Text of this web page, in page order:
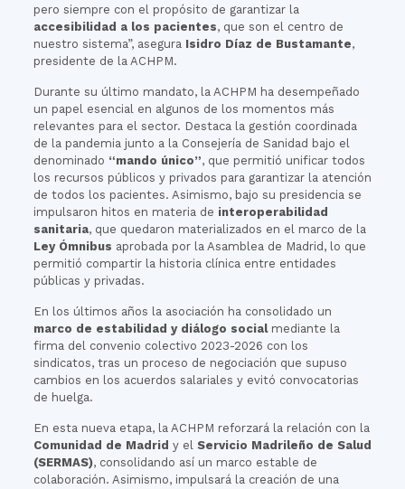
pero siempre con el propósito de garantizar la
accesibilidad a los pacientes, que son el centro de
nuestro sistema”, asegura Isidro Díaz de Bustamante,
presidente de la ACHPM.
Durante su último mandato, la ACHPM ha desempeñado
un papel esencial en algunos de los momentos más
relevantes para el sector. Destaca la gestión coordinada
de la pandemia junto a la Consejería de Sanidad bajo el
denominado “mando único”, que permitió unificar todos
los recursos públicos y privados para garantizar la atención
de todos los pacientes. Asimismo, bajo su presidencia se
impulsaron hitos en materia de interoperabilidad
sanitaria, que quedaron materializados en el marco de la
Ley Ómnibus aprobada por la Asamblea de Madrid, lo que
permitió compartir la historia clínica entre entidades
públicas y privadas.
En los últimos años la asociación ha consolidado un
marco de estabilidad y diálogo socialmediante la
firma del convenio colectivo 2023-2026 con los
sindicatos, tras un proceso de negociación que supuso
cambios en los acuerdos salariales y evitó convocatorias
de huelga.
En esta nueva etapa, la ACHPM reforzará la relación con la
Comunidad de Madrid y el Servicio Madrileño de Salud
(SERMAS), consolidando así un marco estable de
colaboración. Asimismo, impulsará la creación de una